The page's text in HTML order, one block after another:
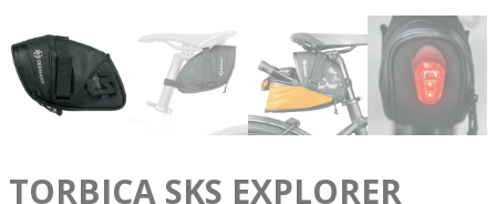
TORBICA SKS EXPLORER